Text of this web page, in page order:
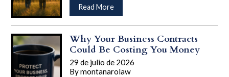
Read Moreacerca
de
Estate
Planning
Isn’t
for
Why Your Business Contracts
Could Be Costing You Money
29 de julio de 2026
Bymontanarolaw